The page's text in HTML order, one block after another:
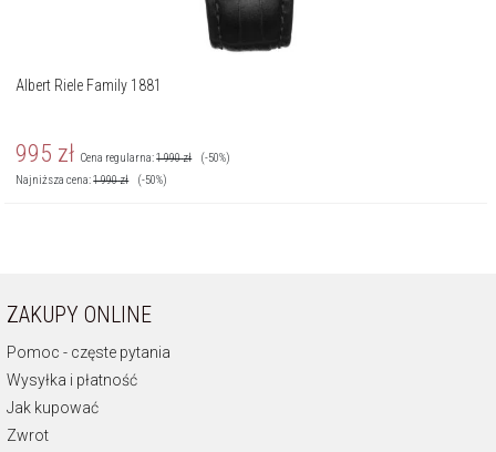
Albert Riele Family 1881
995 zł Cena regularna:1 990zł
(-50%)
Najniższa cena:1 990zł (-50%)
ZAKUPY ONLINE
Pomoc - częste pytania
Wysyłka i płatność
Jak kupować
Zwrot